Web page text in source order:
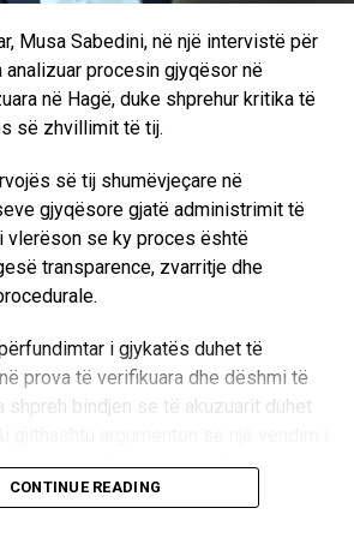
Musa Sabedini, në një intervistë për
analizuar procesin gjyqësor në
në Hagë, duke shprehur kritika të
së zhvillimit të tij.
së tij shumëvjeçare në
gjyqësore gjatë administrimit të
vlerëson se ky proces është
transparence, zvarritje dhe
i gjykatës duhet të
prova të verifikuara dhe dëshmi të
shpreh bindjen se të akuzuarit duhet
të tij, do të kishte ndikim të
politike dhe institucionale në
CONTINUE READING